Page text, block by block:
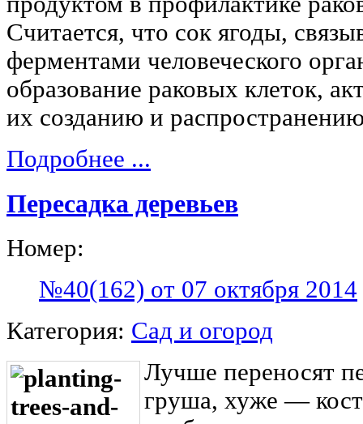
Считается, что сок ягоды,
ферментами человеческого
образование раковых клеток,
их созданию и
Подробнее ...
Пересадка деревьев
Номер:
№40(162) от 07 октября 2014
Категория: Сад и огород
Лучше переносят
груша, хуже —